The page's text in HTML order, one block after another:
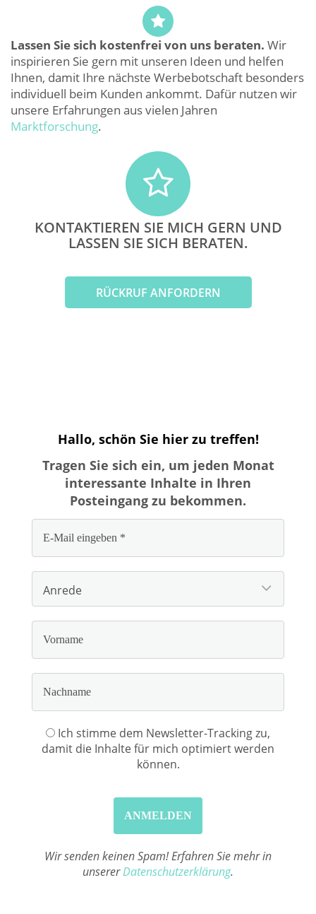
Lassen Sie sich kostenfrei von uns beraten. Wir
inspirieren Sie gern mit unseren Ideen und helfen
Ihnen, damit Ihre nächste Werbebotschaft besonders
individuell beim Kunden ankommt. Dafür nutzen wir
unsere Erfahrungen aus vielen Jahren
Marktforschung.
KONTAKTIEREN SIE MICH GERN UND
LASSEN SIE SICH BERATEN.
RÜCKRUF ANFORDERN
Hallo, schön Sie hier zu treffen!
Tragen Sie sich ein, um jeden Monat
interessante Inhalte in Ihren
Posteingang zu bekommen.
Ich stimme dem Newsletter-Tracking zu,
damit die Inhalte für mich optimiert werden
können.
Wir senden keinen Spam! Erfahren Sie mehr in
unsererDatenschutzerklärung.